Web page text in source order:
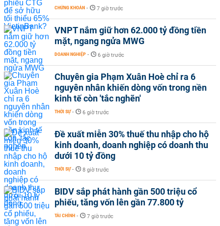
CHỨNG KHOÁN - 7 giờ trước
VNPT nắm giữ hơn 62.000 tỷ đồng tiền
mặt, ngang ngửa MWG
DOANH NGHIỆP - 6 giờ trước
Chuyên gia Phạm Xuân Hoè chỉ ra 6
nguyên nhân khiến dòng vốn trong nền
kinh tế còn 'tắc nghẽn'
THỜI SỰ - 6 giờ trước
Đề xuất miễn 30% thuế thu nhập cho hộ
kinh doanh, doanh nghiệp có doanh thu
dưới 10 tỷ đồng
THỜI SỰ - 8 giờ trước
BIDV sắp phát hành gần 500 triệu cổ
phiếu, tăng vốn lên gần 77.800 tỷ
TÀI CHÍNH - 7 giờ trước